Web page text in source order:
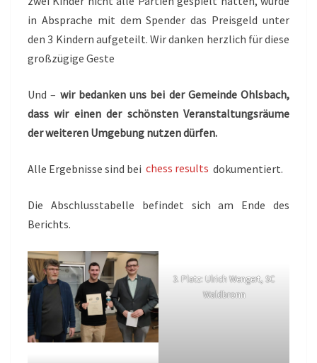
in Absprache mit dem Spender das Preisgeld unter
den 3 Kindern aufgeteilt. Wir danken herzlich für diese
großzügige Geste
Und – wir bedanken uns bei der Gemeinde Ohlsbach,
dass wir einen der schönsten Veranstaltungsräume
der weiteren Umgebung nutzen dürfen.
Alle Ergebnisse sind bei chess results dokumentiert.
Die Abschlusstabelle befindet sich am Ende des
Berichts.
3. Platz: Ulrich Wengert, SC
Waldbronn